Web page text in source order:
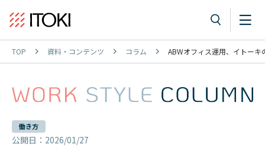
TOP 資料・コンテンツ コラム ABWオフィス運用、イトー
働き方
公開日：2026/01/27